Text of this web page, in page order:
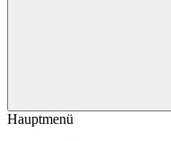
Hauptmenü